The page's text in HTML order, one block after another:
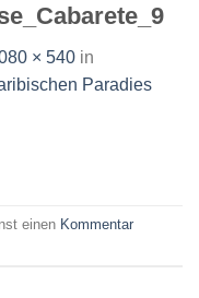
× 540 in
Paradies
einen Kommentar